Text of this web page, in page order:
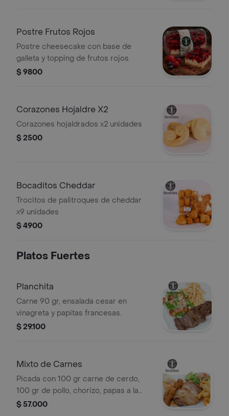
Postre Frutos Rojos
Postre cheesecake con base de
galleta y topping de frutos rojos
$ 9800
Corazones Hojaldre X2
Corazones hojaldrados x2 unidades
$ 2500
Bocaditos Cheddar
Trocitos de palitroques de cheddar
x9 unidades
$ 4900
Platos Fuertes
Planchita
Carne 90 gr, ensalada cesar en
vinagreta y papitas francesas.
$ 29.100
Mixto de Carnes
Picada con 100 gr carne de cerdo,
100 gr de pollo, chorizo, papas a la
francesa, ensalada y jugo 16 Oz.
$ 57.000